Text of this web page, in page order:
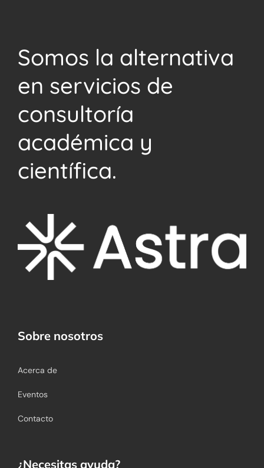
Somos la alternativa
en servicios de
consultoría
académica y
científica.
Sobre nosotros
Acerca de
Eventos
Contacto
¿Necesitas ayuda?